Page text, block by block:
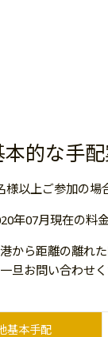
本的な手
様以上ご参加の場
年07月現在の料金
から距離の離れ
旦お問い合わせく
基本手配